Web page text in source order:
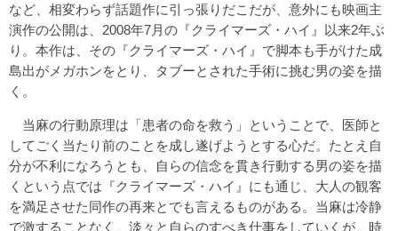
など、相変わらず話題作に引っ張りだこだが、意外にも映画主
演作の公開は、2008年7月の『クライマーズ・ハイ』以来2年ぶ
り。本作は、その『クライマーズ・ハイ』で脚本も手がけた成
島出がメガホンをとり、タブーとされた手術に挑む男の姿を描
く。
当麻の行動原理は「患者の命を救う」ということで、医師と
してごく当たり前のことを成し遂げようとする心だ。たとえ自
分が不利になろうとも、自らの信念を貫き行動する男の姿を描
くという点では『クライマーズ・ハイ』にも通じ、大人の観客
を満足させた同作の再来とでも言えるものがある。当麻は冷静
で激することなく、淡々と自らのすべき仕事をしていくが、時